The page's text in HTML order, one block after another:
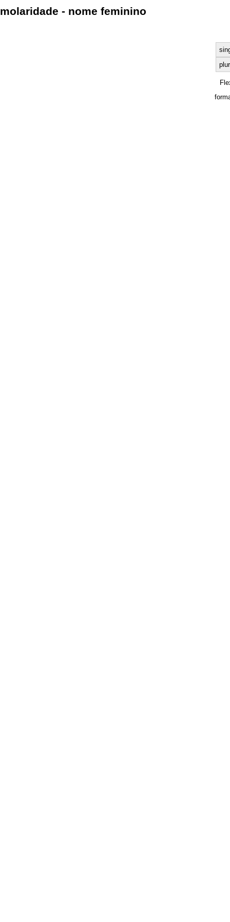
molaridade - nome feminino